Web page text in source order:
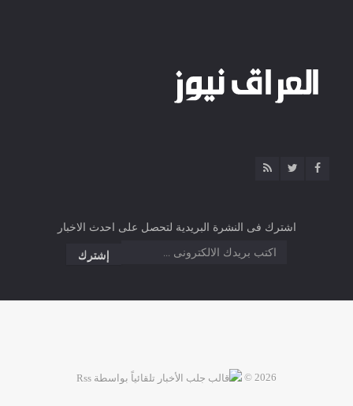
اشترك فى النشرة البريدية لتحصل على احدث الاخبار
2026 ©